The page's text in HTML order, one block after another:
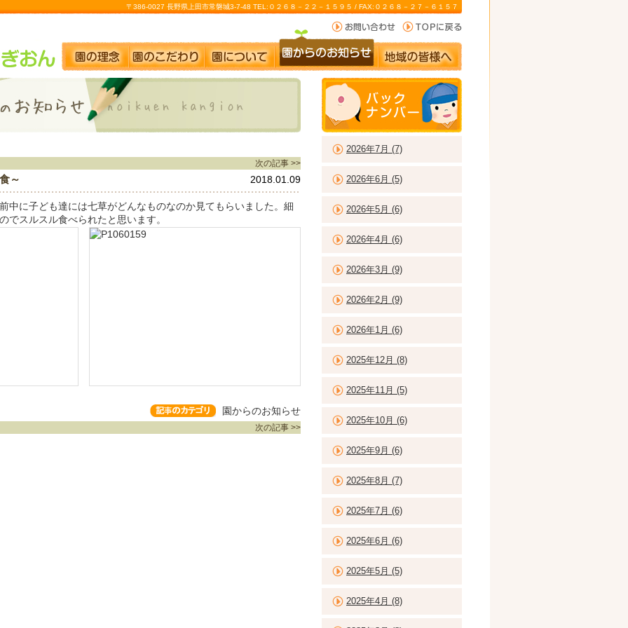
〒386-0027 長野県上田市常磐城3-7-48 TEL:０２６８－２２－１５９５ / FAX:０２６８－２７－６１５７
次の記事 >>
～ 2018.01.09
中に子ども達には七草がどんなものなのか見てもらいました。細
でスルスル食べられたと思います。
園からのお知らせ
次の記事 >>
2026年7月 (7)
2026年6月 (5)
2026年5月 (6)
2026年4月 (6)
2026年3月 (9)
2026年2月 (9)
2026年1月 (6)
2025年12月 (8)
2025年11月 (5)
2025年10月 (6)
2025年9月 (6)
2025年8月 (7)
2025年7月 (6)
2025年6月 (6)
2025年5月 (5)
2025年4月 (8)